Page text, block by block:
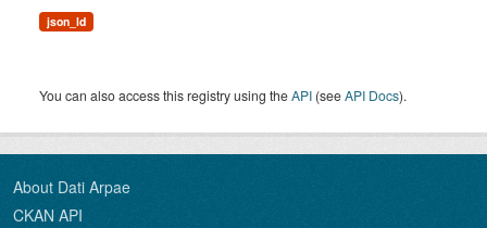
json_ld
You can also access this registry using theAPI (seeAPI Docs).
About Dati Arpae
CKAN API